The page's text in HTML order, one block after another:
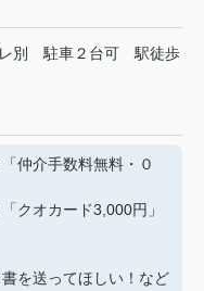
別 駐車２台可
駅徒歩
仲介手数料無料・０
クオカード3,000円」
を送ってほしい！など